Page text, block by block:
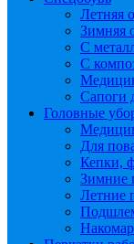
Летняя
Зимняя
С
С
Сапоги
Головные
Для
Кепки,
Зимние
Летние